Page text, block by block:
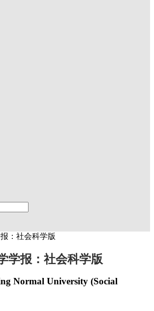
学报：社会科学版
Normal University (Social